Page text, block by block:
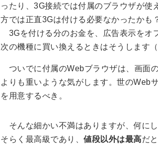
ったり、3G接続では付属のブラウザが
方では正直3Gは付ける必要なかったか
3Gを付ける分のお金を、広告表示をオ
次の機種に買い換えるときはそうします
ついでに付属のWebブラウザは、画面
よりも重いような気がします。世のWeb
を用意するべき。
そんな細かい不満はありますが、何に
そらく最高級であり、 値段以外は最高だ